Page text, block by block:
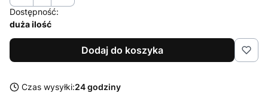
Dostępność:
duża ilość
Dodaj do koszyka
Czas wysyłki:24 godziny